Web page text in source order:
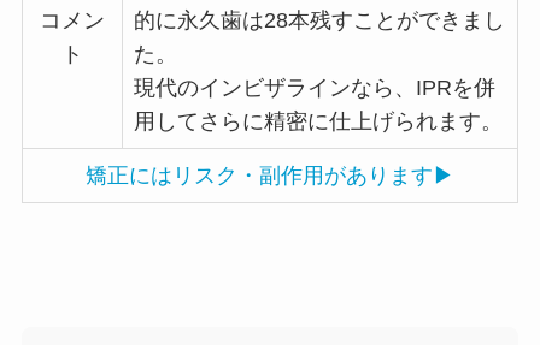
コメン
ト
的に永久歯は28本残すことができまし
た。
現代のインビザラインなら、IPRを併
用してさらに精密に仕上げられます。
矯正にはリスク・副作用があります▶